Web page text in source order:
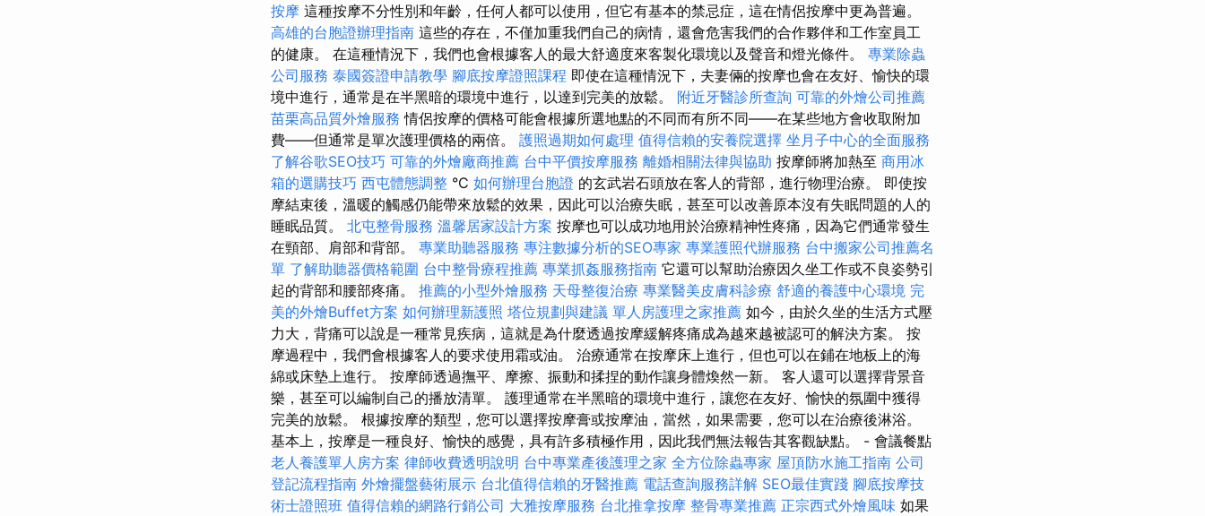
按摩 這種按摩不分性別和年齡，任何人都可以使用，但它有基本的禁忌症，這在情侶按摩中更為普遍。
高雄的台胞證辦理指南 這些的存在，不僅加重我們自己的病情，還會危害我們的合作夥伴和工作室員工
的健康。 在這種情況下，我們也會根據客人的最大舒適度來客製化環境以及聲音和燈光條件。 專業除蟲
公司服務 泰國簽證申請教學 腳底按摩證照課程 即使在這種情況下，夫妻倆的按摩也會在友好、愉快的環
境中進行，通常是在半黑暗的環境中進行，以達到完美的放鬆。 附近牙醫診所查詢 可靠的外燴公司推薦
苗栗高品質外燴服務情侶按摩的價格可能會根據所選地點的不同而有所不同——在某些地方會收取附加
費——但通常是單次護理價格的兩倍。 護照過期如何處理 值得信賴的安養院選擇 坐月子中心的全面服務
了解谷歌SEO技巧 可靠的外燴廠商推薦 台中平價按摩服務 離婚相關法律與協助 按摩師將加熱至 商用冰
箱的選購技巧 西屯體態調整 °C 如何辦理台胞證 的玄武岩石頭放在客人的背部，進行物理治療。 即使按
摩結束後，溫暖的觸感仍能帶來放鬆的效果，因此可以治療失眠，甚至可以改善原本沒有失眠問題的人的
睡眠品質。 北屯整骨服務 溫馨居家設計方案 按摩也可以成功地用於治療精神性疼痛，因為它們通常發生
在頸部、肩部和背部。 專業助聽器服務 專注數據分析的SEO專家 專業護照代辦服務 台中搬家公司推薦名
單 了解助聽器價格範圍 台中整骨療程推薦 專業抓姦服務指南 它還可以幫助治療因久坐工作或不良姿勢引
起的背部和腰部疼痛。 推薦的小型外燴服務 天母整復治療 專業醫美皮膚科診療 舒適的養護中心環境 完
美的外燴Buffet方案 如何辦理新護照 塔位規劃與建議 單人房護理之家推薦 如今，由於久坐的生活方式壓
力大，背痛可以說是一種常見疾病，這就是為什麼透過按摩緩解疼痛成為越來越被認可的解決方案。 按
摩過程中，我們會根據客人的要求使用霜或油。 治療通常在按摩床上進行，但也可以在鋪在地板上的海
綿或床墊上進行。 按摩師透過撫平、摩擦、振動和揉捏的動作讓身體煥然一新。 客人還可以選擇背景音
樂，甚至可以編制自己的播放清單。 護理通常在半黑暗的環境中進行，讓您在友好、愉快的氛圍中獲得
完美的放鬆。 根據按摩的類型，您可以選擇按摩膏或按摩油，當然，如果需要，您可以在治療後淋浴。
基本上，按摩是一種良好、愉快的感覺，具有許多積極作用，因此我們無法報告其客觀缺點。 - 會議餐點
老人養護單人房方案 律師收費透明說明 台中專業產後護理之家 全方位除蟲專家 屋頂防水施工指南 公司
登記流程指南 外燴擺盤藝術展示 台北值得信賴的牙醫推薦 電話查詢服務詳解 SEO最佳實踐 腳底按摩技
術士證照班 值得信賴的網路行銷公司 大雅按摩服務 台北推拿按摩 整骨專業推薦 正宗西式外燴風味 如果